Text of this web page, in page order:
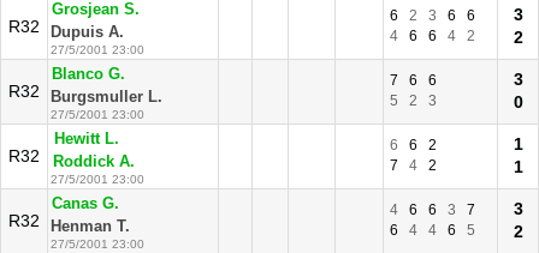
R32
Grosjean S.
Dupuis A.
27/5/2001 23:00
6 2 3 6
6
4
6 6 4 2
3
2
R32
Blanco G.
Burgsmuller L.
27/5/2001 23:00
7 6
6
5
2 3
3
0
R32
Hewitt L.
Roddick A.
27/5/2001 23:00
6 6
2
7
4 2
1
1
R32
Canas G.
Henman T.
27/5/2001 23:00
4 6 6 3
7
6
4 4 6 5
3
2